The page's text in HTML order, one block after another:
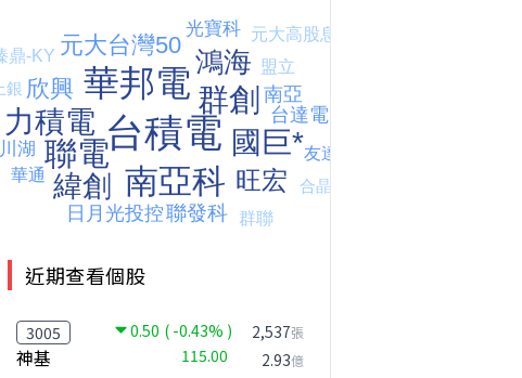
【我被黑了?】是真的聽不懂嗎...還是... #股票分析 #因果分析 撐台股的不是投信，是買ETF的你自己｜Mr.Jimmy高志銘 #ETF #投信買超 #台股
近期查看個股
3005 0.50 ( -0.43% )
神基 115.00
2,537張
2.93億